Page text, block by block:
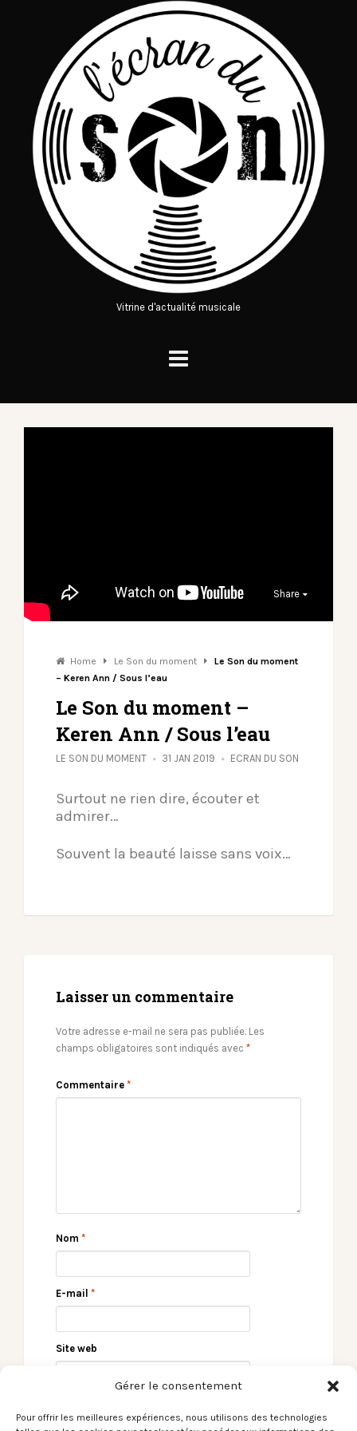
Gérer le consentement
Pour offrir les meilleures expériences, nous utilisons des technologies
Vitrine d'actualité musicale
Share
Home Le Son du moment
Le Son du moment
– Keren Ann / Sous l’eau
Le Son du moment –
Keren Ann / Sous l’eau
LE SON DU MOMENT 31 JAN 2019 ECRAN DU SON
Surtout ne rien dire, écouter et
admirer…
Souvent la beauté laisse sans voix…
Laisser un commentaire
Votre adresse e-mail ne sera pas publiée. Les
champs obligatoires sont indiqués avec *
Commentaire *
Nom *
E-mail *
Site web